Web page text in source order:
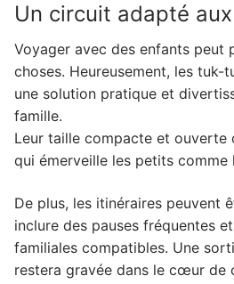
Un circuit adapté
Voyager avec des enfants peut
choses. Heureusement, les tuk-
une solution pratique et
famille.
Leur taille compacte et ouverte
qui émerveille les petits comme
De plus, les itinéraires peuvent
inclure des pauses fréquentes
familiales compatibles. Une
restera gravée dans le cœur de